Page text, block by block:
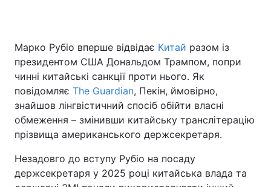
Марко Рубіо вперше відвідає Китай разом із
президентом США Дональдом Трампом, попри
чинні китайські санкції проти нього. Як
повідомляє The Guardian, Пекін, ймовірно,
знайшов лінгвістичний спосіб обійти власні
обмеження – змінивши китайську транслітерацію
прізвища американського держсекретаря.
Незадовго до вступу Рубіо на посаду
держсекретаря у 2025 році китайська влада та